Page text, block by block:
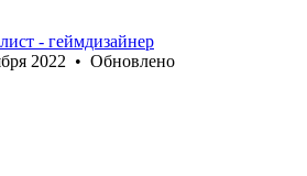
- геймдизайнер
2022 • Обновлено